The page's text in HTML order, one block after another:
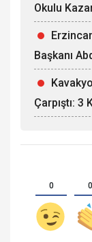
Okulu
Başkanı
Çarpıştı: 3
0 0